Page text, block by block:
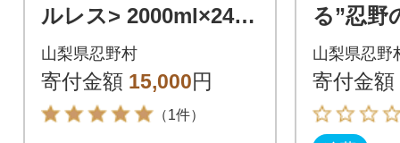
ルレス> 2000ml×24本
(6本×4箱)
山梨県忍野村
寄付金額 15,000円
（1件）
る”忍野
個箱入
1瓶
山梨県忍野
寄付金額